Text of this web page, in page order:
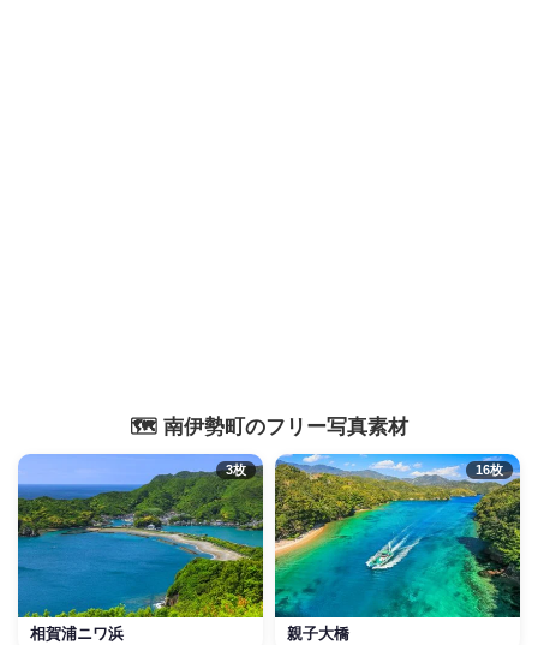
🗺️ 南伊勢町のフリー写真素材
3枚
相賀浦ニワ浜
16枚
親子大橋